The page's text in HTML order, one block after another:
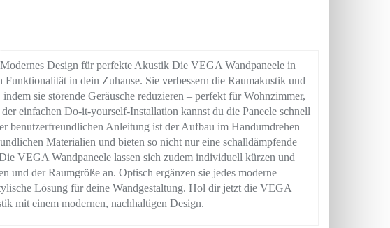
Design für perfekte Akustik Die VEGA Wandpaneele in
in dein Zuhause. Sie verbessern die Raumakustik und
sie störende Geräusche reduzieren – perfekt für Wohnzimmer,
einfachen Do-it-yourself-Installation kannst du die Paneele schnell
benutzerfreundlichen Anleitung ist der Aufbau im Handumdrehen
Materialien und bieten so nicht nur eine schalldämpfende
VEGA Wandpaneele lassen sich zudem individuell kürzen und
und der Raumgröße an. Optisch ergänzen sie jedes moderne
Lösung für deine Wandgestaltung. Hol dir jetzt die VEGA
mit einem modernen, nachhaltigen Design.